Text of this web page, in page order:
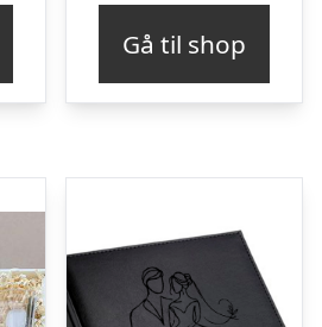
Gå til shop